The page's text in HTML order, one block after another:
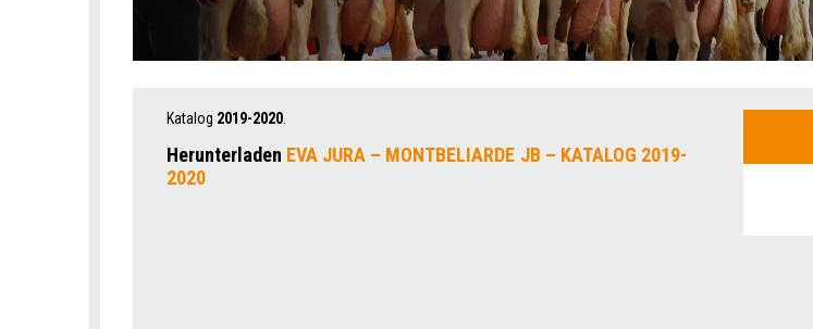
Katalog 2019-2020.
Herunterladen EVA JURA – MONTBELIARDE JB – KATALOG 2019-
2020